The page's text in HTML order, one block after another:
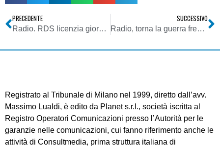
PRECEDENTE
Radio. RDS licenzia giornalista. Insorge l’Associazione Stampa Romana: strisciante ristrutturazione
SUCCESSIVO
Radio, torna la guerra fredda. La Russia interrompe la ritrasmissione di Voice of America: solo spam su nostre frequenze
Registrato al Tribunale di Milano nel 1999, diretto dall’avv.
Massimo Lualdi, è edito da Planet s.r.l., società iscritta al
Registro Operatori Comunicazioni presso l’Autorità per le
garanzie nelle comunicazioni, cui fanno riferimento anche le
attività di Consultmedia, prima struttura italiana di